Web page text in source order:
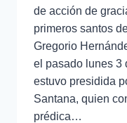
de acción de
primeros santos
Gregorio
el pasado lunes 3
estuvo presidida
Santana, quien
prédica…